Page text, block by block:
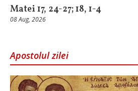
Matei 17, 24-27; 18, 1-4
08 Aug, 2026
Apostolul zilei